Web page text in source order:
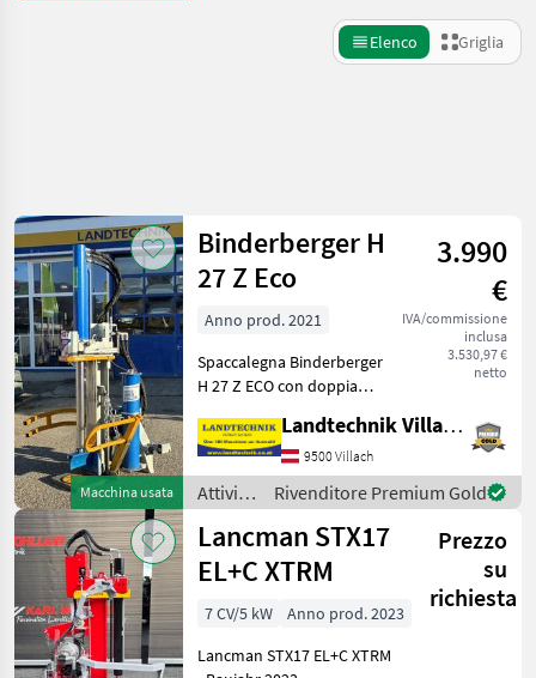
Elenco Griglia
ricerca
Categoria 3 Paese
PERCORSO
ATTUALE
Settore
forestale
Attivita
Forestali E
Lavorazione
Del Legno
Spaccalegna
SCEGLI
CATEGORIA
Sonstige
9
Reimposta
Mostra
41
risultati
Macchina usata
Binderberger H
27 Z Eco
3.990
€
IVA/commissione
inclusa
3.530,97 €
netto
Anno prod. 2021
Spaccalegna Binderberger
H 27 Z ECO con doppia
due mani, attacco a 3 punti,
sollevatore meccanico per
tronchi, piastra girevole,
barra di
Landtechnik Villach GmbH
9500 Villach
Attività
forestali
e
lavorazione
del
legno /
Rivenditore Premium Gold
Lancman STX17
EL+C XTRM
Prezzo
su
richiesta
7 CV/5 kW
Anno prod. 2023
Lancman STX17 EL+C XTRM